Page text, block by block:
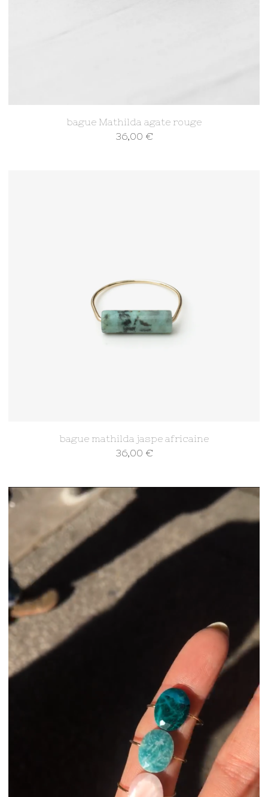
bague Mathilda agate rouge
36,00 €
bague mathilda jaspe africaine
36,00 €